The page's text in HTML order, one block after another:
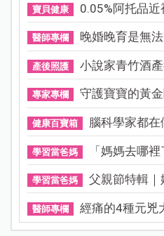
寶貝健康 0.05%阿托品
醫師專欄 晚婚晚育是無
產後照護 小說家青竹酒
專家專欄 守護寶寶的黃
健康百寶箱 腦科學家都在
學習當爸媽 「媽媽去哪
學習當爸媽 父親節特輯｜
醫師專欄 經痛的4種元兇